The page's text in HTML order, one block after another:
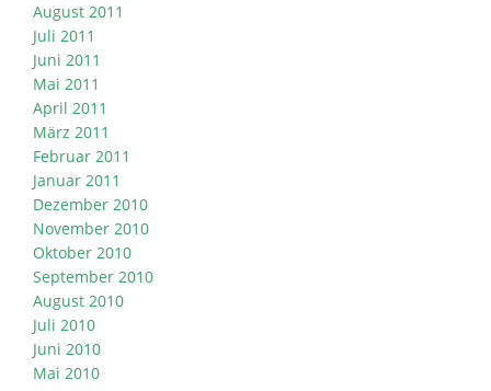
August 2011
Juli 2011
Juni 2011
Mai 2011
April 2011
März 2011
Februar 2011
Januar 2011
Dezember 2010
November 2010
Oktober 2010
September 2010
August 2010
Juli 2010
Juni 2010
Mai 2010